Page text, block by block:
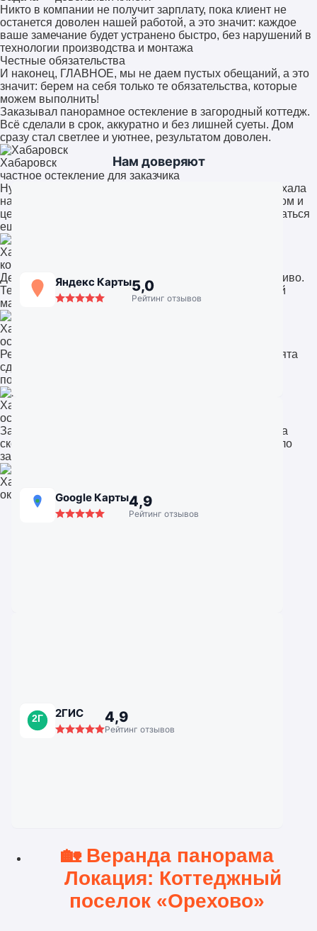
Никто в компании не получит зарплату, пока клиент не
останется доволен нашей работой, а это значит: каждое
ваше замечание будет устранено быстро, без нарушений в
технологии производства и монтажа
Честные обязательства
И наконец, ГЛАВНОЕ, мы не даем пустых обещаний, а это
значит: берем на себя только те обязательства, которые
можем выполнить!
Заказывал панорамное остекление в загородный коттедж.
Всё сделали в срок, аккуратно и без лишней суеты. Дом
сразу стал светлее и уютнее, результатом доволен.
Хабаровск
частное остекление для заказчика
Нужно было остекление офиса. Команда быстро выехала
на замеры, предложили несколько решений. Качеством и
ценой остались довольны, обязательно будем обращаться
ещё.
Хабаровск
компания «СтройАльянс++»
Делал остекление лоджии. Всё чисто, аккуратно, красиво.
Теперь это полноценная комната, а не склад. Работой
мастеров доволен на 100%.
Хабаровск
остекление квартиры
Решили поставить панорамные окна в гостиную. Ребята
сделали всё очень профессионально, учли наши
пожелания. Теперь вид на сад просто потрясающий.
Хабаровск
остекление коттеджа в под Хабаровском
Заказывала замену окон в квартире. Приятно удивила
скорость и внимание к деталям. После установки стало
заметно теплее и тише. Отличная компания!
Хабаровск
окна для квартиры
Нам доверяют
Яндекс Карты5,0
Рейтинг отзывов
Google Карты4,9
Рейтинг отзывов
2Г 2ГИС 4,9
Рейтинг отзывов
🏡 Веранда панорама
Локация: Коттеджный
поселок «Орехово»